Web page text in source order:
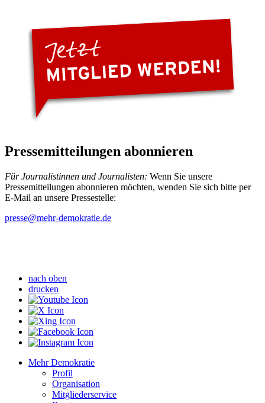
Pressemitteilungen abonnieren
Für Journalistinnen und Journalisten: Wenn Sie unsere
Pressemitteilungen abonnieren möchten, wenden Sie sich bitte per
E-Mail an unsere Pressestelle:
presse@mehr-demokratie.de
nach oben
drucken
Mehr Demokratie
Profil
Organisation
Mitgliederservice